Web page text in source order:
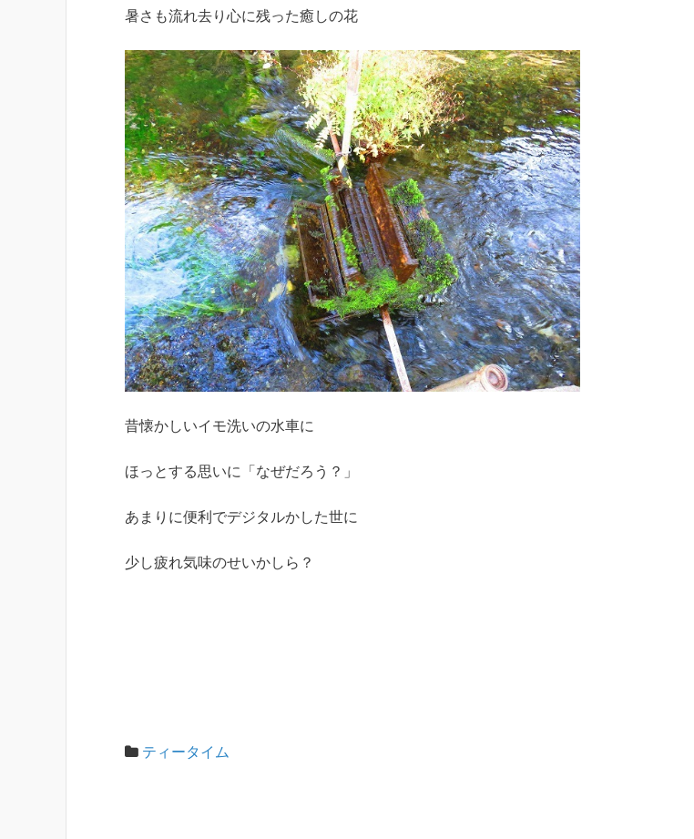
暑さも流れ去り心に残った癒しの花
昔懐かしいイモ洗いの水車に
ほっとする思いに「なぜだろう？」
あまりに便利でデジタルかした世に
少し疲れ気味のせいかしら？
ティータイム